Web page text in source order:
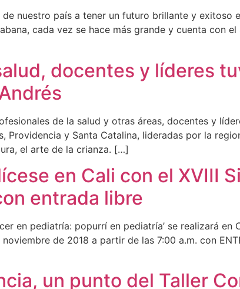
nuestro país a tener un futuro brillante y exitoso
cada vez se hace más grande y cuenta con
docentes y líderes
de la salud y otras áreas, docentes y
Providencia y Santa Catalina, lideradas por la
el arte de la crianza. […]
en Cali con el XVIII
entrada libre
en pediatría: popurrí en pediatría’ se realizará
de 2018 a partir de las 7:00 a.m. con
un punto del Taller